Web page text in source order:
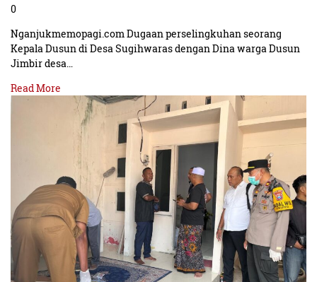
0
Nganjukmemopagi.com Dugaan perselingkuhan seorang
Kepala Dusun di Desa Sugihwaras dengan Dina warga Dusun
Jimbir desa…
Read More